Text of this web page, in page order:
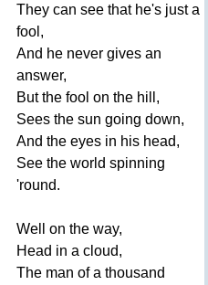
They can see that he's just a
fool ,
And he never gives an
answer,
But the fool on the hill ,
Sees the sun going down,
And the eyes in his head,
See the world spinning
'round.
Well on the way,
Head in a cloud,
The man of a thousand